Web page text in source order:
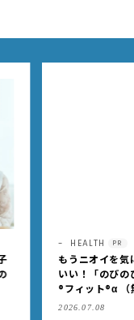
PR
もうニオイを気にしなくっ
いい！「のびのび®サロン
®フィット®α （無臭性）」
肩こりや足腰のダルさを出